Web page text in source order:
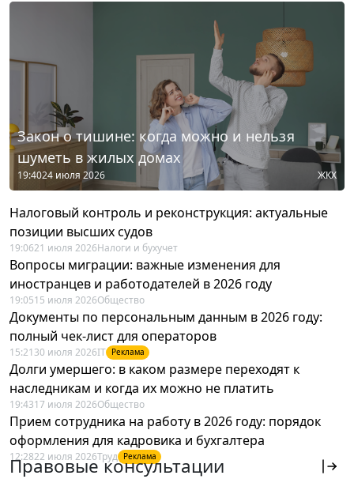
Закон о тишине: когда можно и нельзя
шуметь в жилых домах
19:4024 июля 2026 ЖКХ
Налоговый контроль и реконструкция: актуальные
позиции высших судов
19:0621 июля 2026Налоги и бухучет
Вопросы миграции: важные изменения для
иностранцев и работодателей в 2026 году
19:0515 июля 2026Общество
Документы по персональным данным в 2026 году:
полный чек-лист для операторов
15:21 30 июля 2026IT Реклама
Долги умершего: в каком размере переходят к
наследникам и когда их можно не платить
19:4317 июля 2026Общество
Прием сотрудника на работу в 2026 году: порядок
оформления для кадровика и бухгалтера
12:2822 июля 2026Труд Реклама
Правовые консультации